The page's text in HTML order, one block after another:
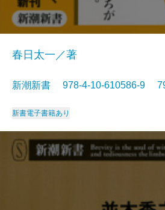
春日太一／著
新潮新書 978-4-10-610586-9
新書電子書籍あり